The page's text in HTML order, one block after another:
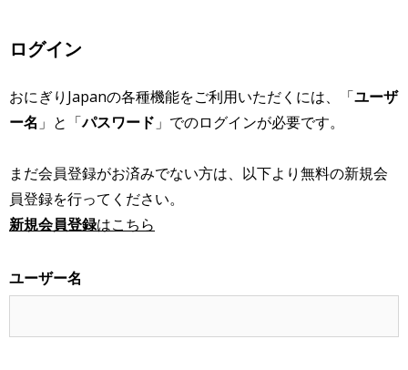
ログイン
おにぎりJapanの各種機能をご利用いただくには、「ユーザ
ー名 」と「パスワード 」でのログインが必要です。
まだ会員登録がお済みでない方は、以下より無料の新規会
員登録を行ってください。
新規会員登録はこちら
ユーザー名